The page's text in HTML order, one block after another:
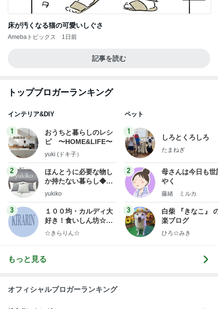
床が汚くなる猫の可愛いしぐさ
Amebaトピックス 1日前
記事を読む
トップブロガーランキング
インテリア&DIY
1
おうちと暮らしのレシ
ピ 〜HOME&LIFE〜
yuki (ドキ子）
2
ほんとうに必要な物し
か持たない暮らし◆Ke
ep Life Simple◆〜イ
yukiko
3
１００均・カルディ大
好き！食いしん坊☆き
らりん☆のブログ
☆きらりん☆
ペット
1
しろとくろしろ
たまねぎ
2
母さんは今日も世
やく
藤緒 ミルカ
3
白柴 『きなこ』
楽ブログ
ひろ☆みき
もっと見る
オフィシャルブロガーランキング